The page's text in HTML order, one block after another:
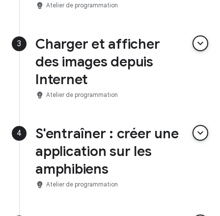
emoji_objects Atelier de programmation
3
Charger et afficher
des images depuis
Internet
keyboard_arrow_down
emoji_objects Atelier de programmation
4
S'entraîner : créer une
application sur les
amphibiens
keyboard_arrow_down
emoji_objects Atelier de programmation